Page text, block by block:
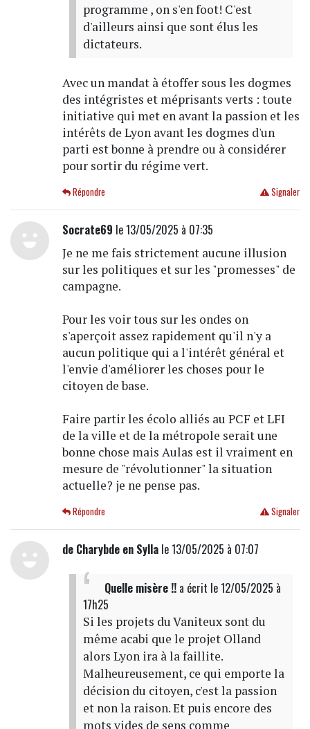
programme , on s'en foot! C'est
d'ailleurs ainsi que sont élus les
dictateurs.
Avec un mandat à étoffer sous les dogmes
des intégristes et méprisants verts : toute
initiative qui met en avant la passion et les
intérêts de Lyon avant les dogmes d'un
parti est bonne à prendre ou à considérer
pour sortir du régime vert.
Signaler
Répondre
Socrate69 le 13/05/2025 à 07:35
Je ne me fais strictement aucune illusion
sur les politiques et sur les "promesses" de
campagne.
Pour les voir tous sur les ondes on
s'aperçoit assez rapidement qu'il n'y a
aucun politique qui a l'intérêt général et
l'envie d'améliorer les choses pour le
citoyen de base.
Faire partir les écolo alliés au PCF et LFI
de la ville et de la métropole serait une
bonne chose mais Aulas est il vraiment en
mesure de "révolutionner" la situation
actuelle? je ne pense pas.
Signaler
Répondre
de Charybde en Syllale 13/05/2025 à 07:07
Quelle misère !!a écrit le 12/05/2025 à
17h25
Si les projets du Vaniteux sont du
même acabi que le projet Olland
alors Lyon ira à la faillite.
Malheureusement, ce qui emporte la
décision du citoyen, c'est la passion
et non la raison. Et puis encore des
mots vides de sens comme